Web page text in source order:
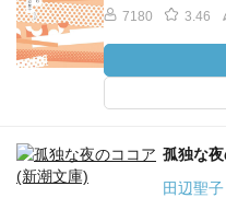
7180 3.46
孤独な
田辺聖子